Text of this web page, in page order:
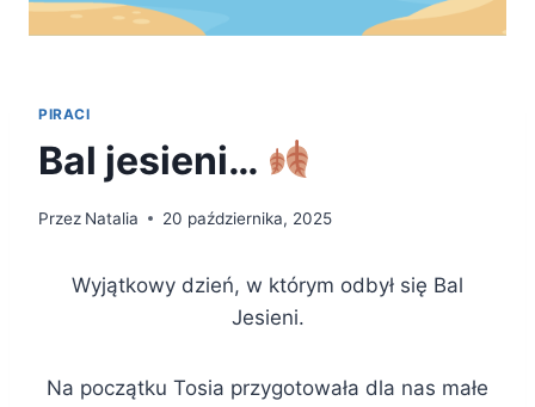
PIRACI
Bal jesieni…
Przez Natalia 20 października, 2025
Wyjątkowy dzień, w którym odbył się Bal
Jesieni.
Na początku Tosia przygotowała dla nas małe